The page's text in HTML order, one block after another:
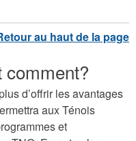
comment?
d’offrir les avantages
aux Ténois
et